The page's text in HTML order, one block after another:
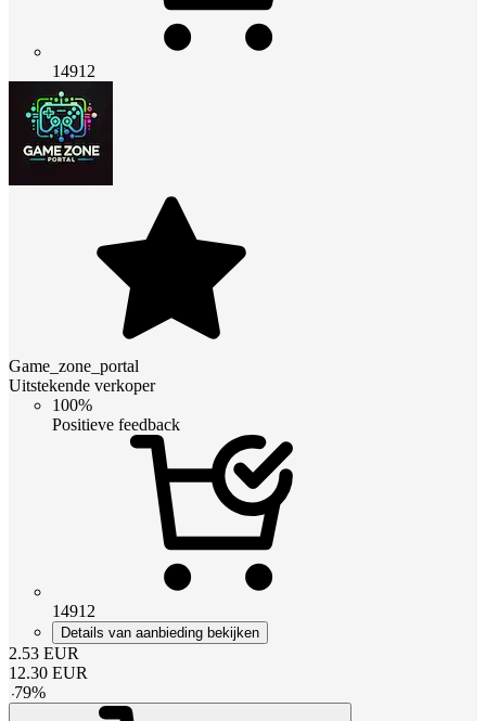
14912
Game_zone_portal
Uitstekende verkoper
100%
Positieve feedback
14912
Details van aanbieding bekijken
2.53 EUR
12.30 EUR
-79%